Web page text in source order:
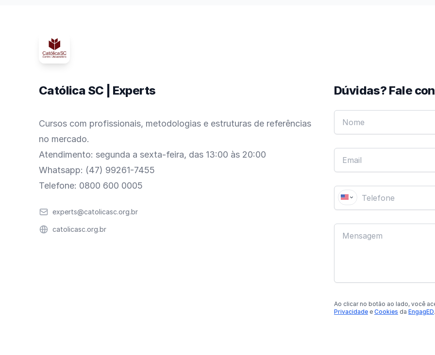
Católica SC | Experts
Cursos com profissionais, metodologias e estruturas de referências
no mercado.
Atendimento: segunda a sexta-feira, das 13:00 às 20:00
Whatsapp: (47) 99261-7455
Telefone: 0800 600 0005
Emailexperts@catolicasc.org.br
Websitecatolicasc.org.br
Dúvidas? Fale
Ao clicar no botão ao lado, você
Privacidade e Cookies da EngagED.